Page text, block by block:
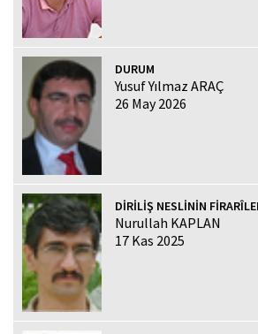
DURUM
Yusuf Yılmaz ARAÇ
26 May 2026
DİRİLİŞ NESLİNİN
Nurullah KAPLAN
17 Kas 2025